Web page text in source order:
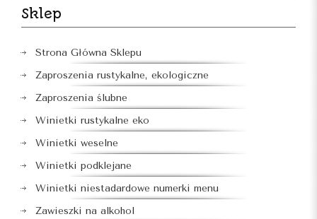
Sklep
Strona Główna Sklepu
Zaproszenia rustykalne, ekologiczne
Zaproszenia ślubne
Winietki rustykalne eko
Winietki weselne
Winietki podklejane
Winietki niestadardowe numerki menu
Zawieszki na alkohol